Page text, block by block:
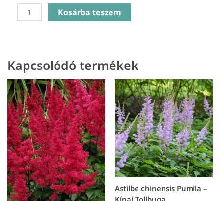
Asplenium
scolopendrium
mennyiség
Kosárba teszem
Kapcsolódó termékek
Astilbe chinensis Pumila –
Kínai Tollbuga